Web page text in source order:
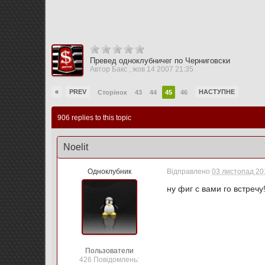
Превед одноклубничег по Черниговски
Автор Бакс ,жов 14 2007 21:35
« PREV Сторінок 43 44 45 46 НАСТУПНЕ
906 replies to this topic
Noelit
Одноклубник
Пользователи
426 Повідомлень:
Відправлено03 листопад
ну фиг с вами го